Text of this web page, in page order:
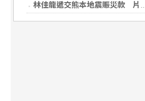
林佳龍遞交熊本地震賑災款 片山和之：患難見真情